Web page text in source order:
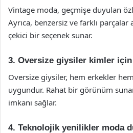
Vintage moda, geçmişe duyulan
Ayrıca, benzersiz ve farklı
çekici bir seçenek sunar.
3. Oversize giysiler kimler
Oversize giysiler, hem erkekler
uygundur. Rahat bir görünüm
imkanı sağlar.
4. Teknolojik yenilikler moda